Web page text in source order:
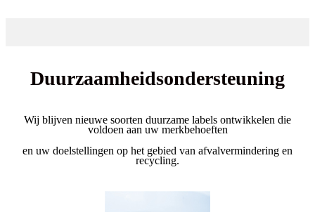
Duurzaamheidsondersteuning
Wij blijven nieuwe soorten duurzame labels ontwikkelen die
voldoen aan uw merkbehoeften
en uw doelstellingen op het gebied van afvalvermindering en
recycling.